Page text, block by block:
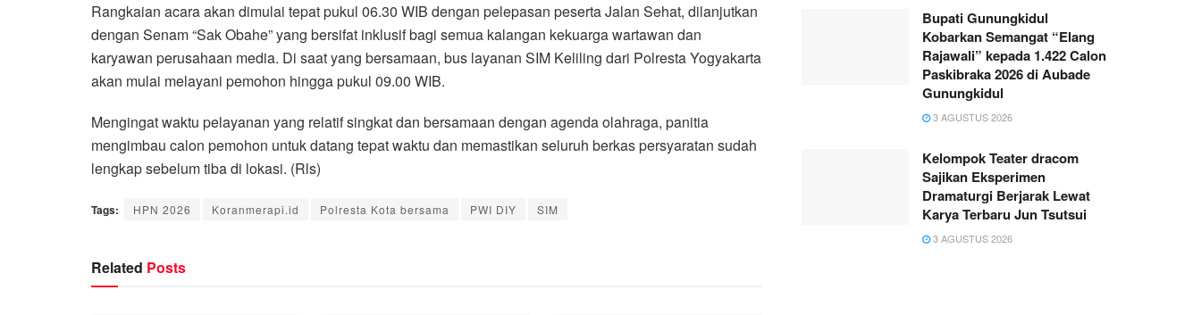
Rangkaian acara akan dimulai tepat pukul 06.30 WIB dengan pelepasan peserta Jalan Sehat, dilanjutkan
dengan Senam “Sak Obahe” yang bersifat inklusif bagi semua kalangan kekuarga wartawan dan
karyawan perusahaan media. Di saat yang bersamaan, bus layanan SIM Keliling dari Polresta Yogyakarta
akan mulai melayani pemohon hingga pukul 09.00 WIB.
Mengingat waktu pelayanan yang relatif singkat dan bersamaan dengan agenda olahraga, panitia
mengimbau calon pemohon untuk datang tepat waktu dan memastikan seluruh berkas persyaratan sudah
lengkap sebelum tiba di lokasi. (Rls)
Tags: HPN 2026 Koranmerapi.id Polresta Kota bersama PWI DIY SIM
Related Posts
Bupati Gunungkidul
Kobarkan Semangat “Elang
Rajawali” kepada 1.422 Calon
Paskibraka 2026 di Aubade
Gunungkidul
3 AGUSTUS 2026
Kelompok Teater dracom
Sajikan Eksperimen
Dramaturgi Berjarak Lewat
Karya Terbaru Jun Tsutsui
3 AGUSTUS 2026